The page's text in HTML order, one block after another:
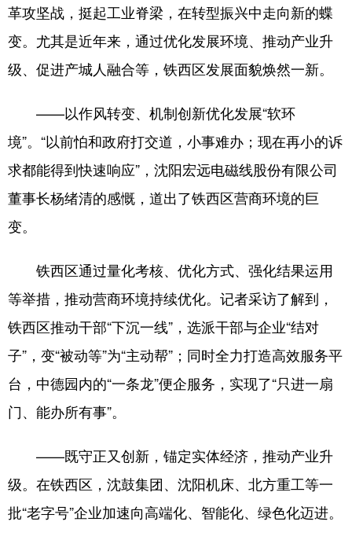
革攻坚战，挺起工业脊梁，在转型振兴中走向新的蝶
变。尤其是近年来，通过优化发展环境、推动产业升
级、促进产城人融合等，铁西区发展面貌焕然一新。
——以作风转变、机制创新优化发展“软环
境”。“以前怕和政府打交道，小事难办；现在再小的诉
求都能得到快速响应”，沈阳宏远电磁线股份有限公司
董事长杨绪清的感慨，道出了铁西区营商环境的巨
变。
铁西区通过量化考核、优化方式、强化结果运用
等举措，推动营商环境持续优化。记者采访了解到，
铁西区推动干部“下沉一线”，选派干部与企业“结对
子”，变“被动等”为“主动帮”；同时全力打造高效服务平
台，中德园内的“一条龙”便企服务，实现了“只进一扇
门、能办所有事”。
——既守正又创新，锚定实体经济，推动产业升
级。在铁西区，沈鼓集团、沈阳机床、北方重工等一
批“老字号”企业加速向高端化、智能化、绿色化迈进。